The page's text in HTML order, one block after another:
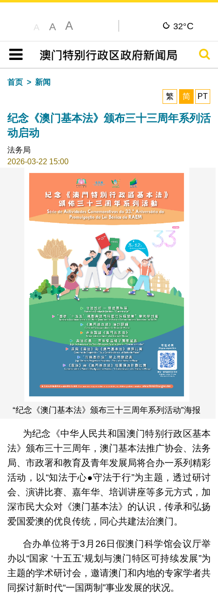
A A A 32°C
目录
搜寻
首页
新闻
繁
简 PT
纪念《澳门基本法》颁布三十三周年系列活
动启动
法务局
2026-03-22 15:00
“纪念《澳门基本法》颁布三十三周年系列活动”海报
为纪念《中华人民共和国澳门特别行政区基本
法》颁布三十三周年，澳门基本法推广协会、法务
局、市政署和教育及青年发展局将合办一系列精彩
活动，以“知法于心●守法于行”为主题，透过研讨
会、演讲比赛、嘉年华、培训讲座等多元方式，加
深市民大众对《澳门基本法》的认识，传承和弘扬
爱国爱澳的优良传统，同心共建法治澳门。
合办单位将于3月26日假澳门科学馆会议厅举
办以“国家 ‘十五五’规划与澳门特区可持续发展”为
主题的学术研讨会，邀请澳门和内地的专家学者共
同探讨新时代“一国两制”事业发展的状况。